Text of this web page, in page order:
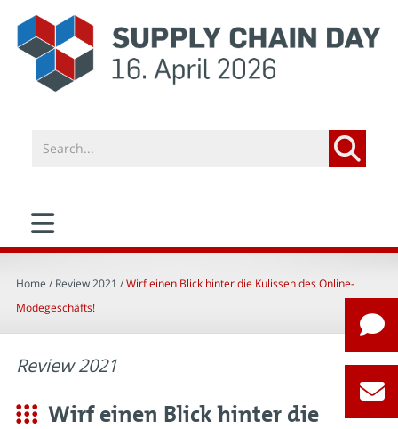
Home / Review 2021 /Wirf einen Blick hinter die Kulissen des Online-
Modegeschäfts!
Review 2021
Wirf einen Blick hinter die